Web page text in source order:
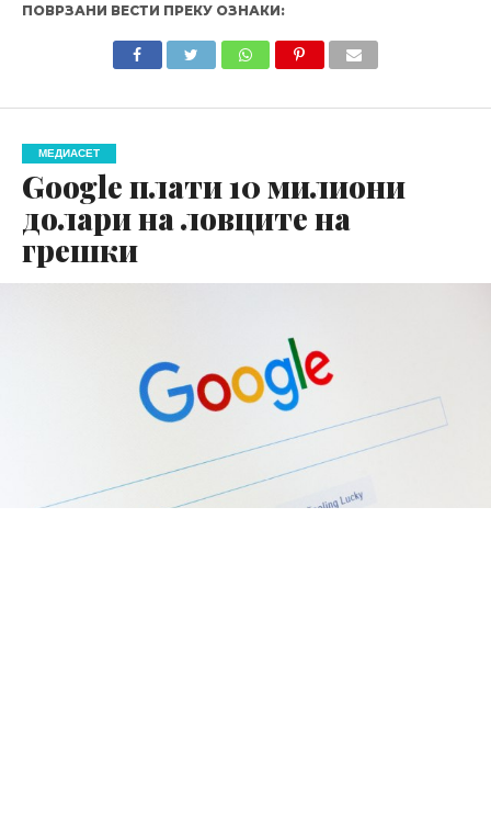
ПОВРЗАНИ ВЕСТИ ПРЕКУ ОЗНАКИ:
МЕДИАСЕТ
Google плати 10 милиони
долари на ловците на
грешки